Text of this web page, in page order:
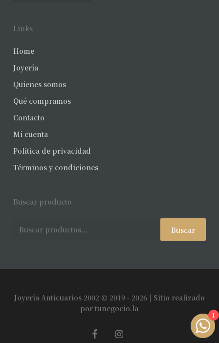
Ver Carrito Finalizar Compra
Links
Home
Joyería
Quienes somos
Qué compramos
Contacto
Mi cuenta
Política de privacidad
Términos y condiciones
Buscar producto
Buscar
Joyería Anticuarios 2002 © 2019 - 2026 | Sitio realizado
portunegocio.la
facebookinstagram
1